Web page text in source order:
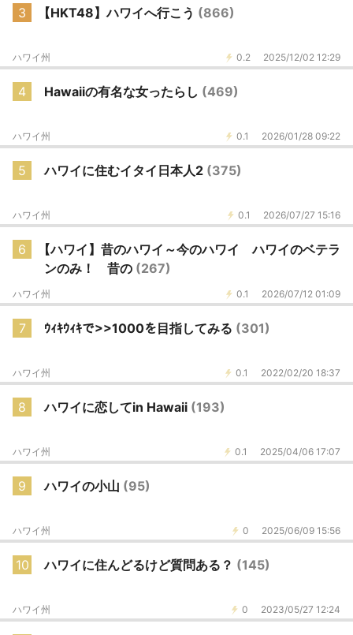
3 【HKT48】ハワイへ行こう (866)
0.2 2025/12/02 12:29
ハワイ州
4 Hawaiiの有名な女ったらし (469)
0.1 2026/01/28 09:22
ハワイ州
5 ハワイに住むイタイ日本人2 (375)
0.1 2026/07/27 15:16
ハワイ州
6
【ハワイ】昔のハワイ～今のハワイ ハワイのベテラ
ンのみ！ 昔の (267)
0.1 2026/07/12 01:09
ハワイ州
7 ｳｨｷｳｨｷで>>1000を目指してみる (301)
0.1 2022/02/20 18:37
ハワイ州
8 ハワイに恋してin Hawaii (193)
0.1 2025/04/06 17:07
ハワイ州
9 ハワイの小山 (95)
0 2025/06/09 15:56
ハワイ州
10 ハワイに住んどるけど質問ある？ (145)
0 2023/05/27 12:24
ハワイ州